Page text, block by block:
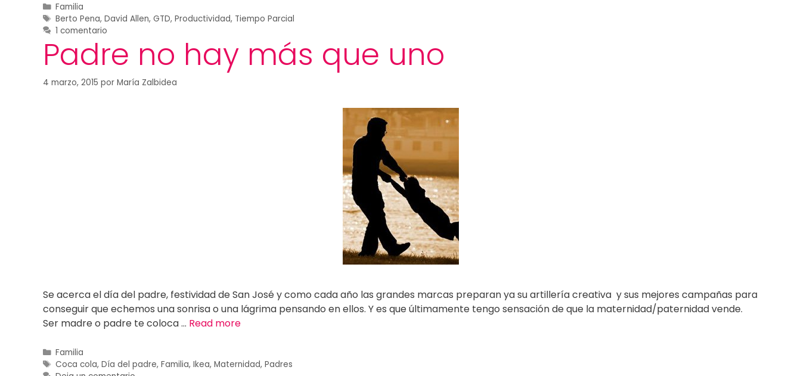
Familia
Berto Pena,David Allen,GTD,Productividad, Tiempo Parcial
1 comentario
Padre no hay más que uno
4 marzo, 2015 por María Zalbidea
Se acerca el día del padre, festividad de San José y como cada año las grandes marcas preparan ya su artillería creativa y sus mejores campañas para
conseguir que echemos una sonrisa o una lágrima pensando en ellos. Y es que últimamente tengo sensación de que la maternidad/paternidad vende.
Ser madre o padre te coloca … Read more
Familia
Coca cola,Día del padre,Familia,Ikea,Maternidad,Padres